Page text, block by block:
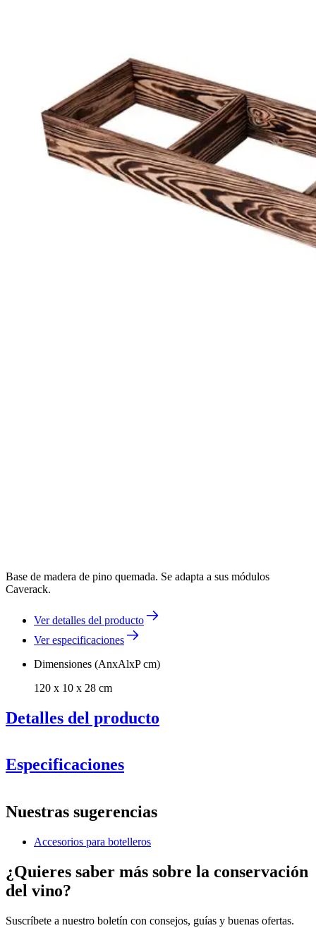
Base de madera de pino quemada. Se adapta a sus módulos
Caverack.
Ver detalles del producto
Ver especificaciones
Dimensiones (AnxAlxP cm)
120 x 10 x 28 cm
Detalles del producto
Especificaciones
Número de productoS602
General
Entrega
Desensamblado
ColocaciónSuelo
Fabricante
Modulartrue
Nuestras sugerencias
Accesorios para botelleros
¿Quieres saber más sobre la conservación
del vino?
Suscríbete a nuestro boletín con consejos, guías y buenas ofertas.